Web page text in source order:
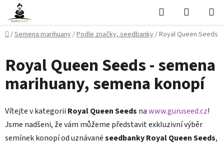
Přejít
obsah
Hledat
KOŠÍK
Domů
/Semena marihuany/Podle značky, seedbanky/Royal Queen Seeds
Royal Queen Seeds - semena
marihuany, semena konopí
Vítejte v kategorii Royal Queen Seeds nawww.guruseed.cz!
Jsme nadšeni, že vám můžeme představit exkluzivní výběr
semínek konopí od uznávanéseedbanky Royal Queen Seeds,